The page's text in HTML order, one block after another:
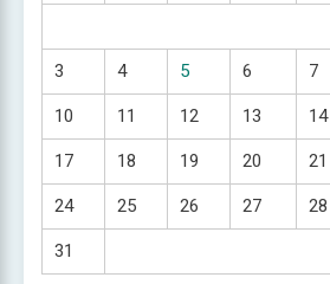
3 4 5 6 7
10 11 12 13 14
17 18 19 20 21
24 25 26 27 28
31